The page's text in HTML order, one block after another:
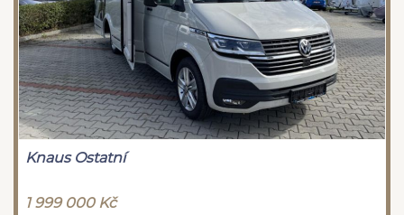
Knaus Ostatní
1 999 000 Kč